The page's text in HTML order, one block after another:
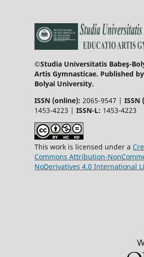
©Studia Universitatis Babeş-
Artis Gymnasticae. Published
Bolyai University.
ISSN (online): 2065-9547 | ISSN
1453-4223 | ISSN-L: 1453-4223
This work is licensed under a
Commons Attribution-
NoDerivatives 4.0 International